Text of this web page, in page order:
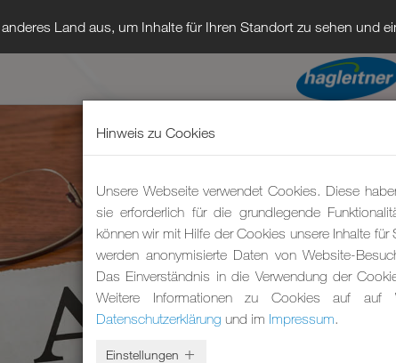
Land aus, um Inhalte für Ihren Standort zu sehen und
Hinweis zu Cookies
Unsere Webseite verwendet Cookies. Diese
sie erforderlich für die grundlegende
können wir mit Hilfe der Cookies unsere Inhalte für
werden anonymisierte Daten von Website-
Das Einverständnis in die Verwendung der
Weitere Informationen zu Cookies auf
Datenschutzerklärung und im Impressum.
Einstellungen